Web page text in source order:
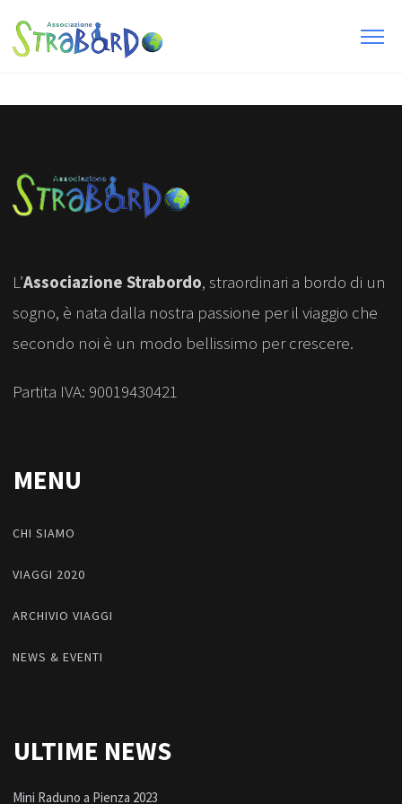
L’Associazione Strabordo, straordinari a bordo di un
sogno, è nata dalla nostra passione per il viaggio che
secondo noi è un modo bellissimo per crescere.
Partita IVA: 90019430421
MENU
CHI SIAMO
VIAGGI 2020
ARCHIVIO VIAGGI
NEWS & EVENTI
ULTIME NEWS
Mini Raduno a Pienza 2023